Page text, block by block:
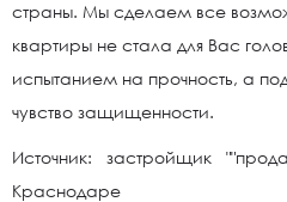
страны. Мы сделаем все
квартиры не стала для Вас
испытанием на прочность, а
чувство защищенности.
Источник: застройщик
Краснодаре